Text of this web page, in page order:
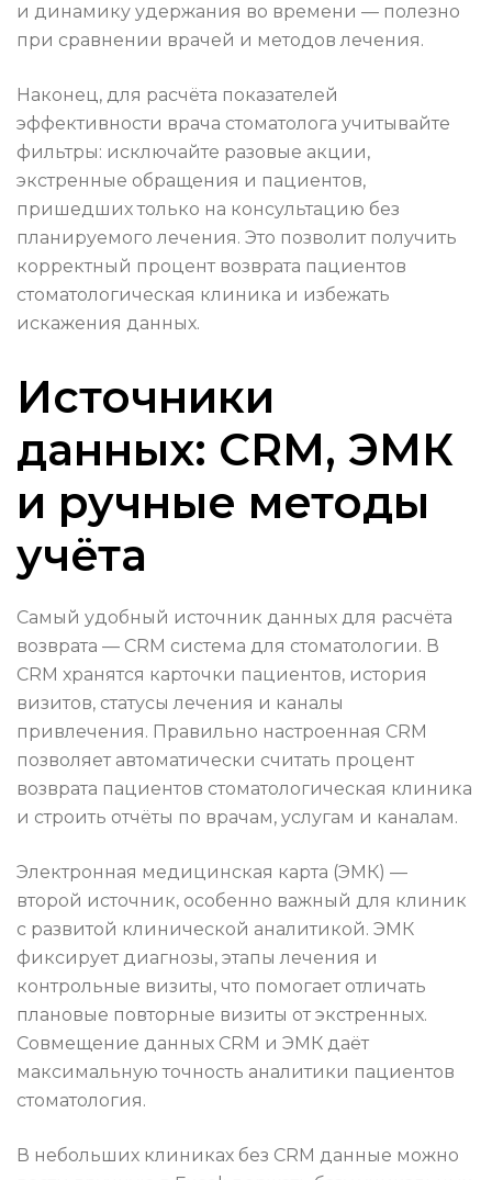
и динамику удержания во времени — полезно
при сравнении врачей и методов лечения.
Наконец, для расчёта показателей
эффективности врача стоматолога учитывайте
фильтры: исключайте разовые акции,
экстренные обращения и пациентов,
пришедших только на консультацию без
планируемого лечения. Это позволит получить
корректный процент возврата пациентов
стоматологическая клиника и избежать
искажения данных.
Источники
данных: CRM, ЭМК
и ручные методы
учёта
Самый удобный источник данных для расчёта
возврата — CRM система для стоматологии. В
CRM хранятся карточки пациентов, история
визитов, статусы лечения и каналы
привлечения. Правильно настроенная CRM
позволяет автоматически считать процент
возврата пациентов стоматологическая клиника
и строить отчёты по врачам, услугам и каналам.
Электронная медицинская карта (ЭМК) —
второй источник, особенно важный для клиник
с развитой клинической аналитикой. ЭМК
фиксирует диагнозы, этапы лечения и
контрольные визиты, что помогает отличать
плановые повторные визиты от экстренных.
Совмещение данных CRM и ЭМК даёт
максимальную точность аналитики пациентов
стоматология.
В небольших клиниках без CRM данные можно